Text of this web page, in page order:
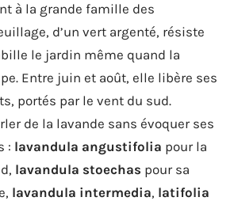
à la grande famille des
d’un vert argenté, résiste
le jardin même quand la
Entre juin et août, elle libère ses
portés par le vent du sud.
de la lavande sans évoquer ses
: lavandula angustifolia pour la
lavandula stoechas pour sa
lavandula intermedia, latifolia